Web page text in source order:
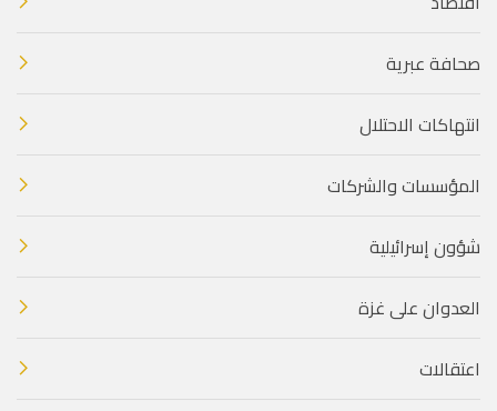
صحافة عبرية
انتهاكات الاحتلال
المؤسسات والشركات
شؤون إسرائيلية
العدوان على غزة
اعتقالات